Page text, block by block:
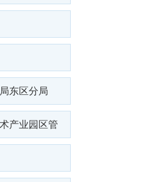
东区分局
产业园区管